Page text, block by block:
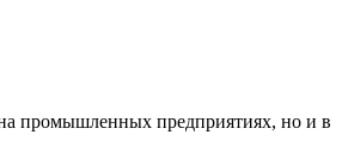
промышленных предприятиях, но и в